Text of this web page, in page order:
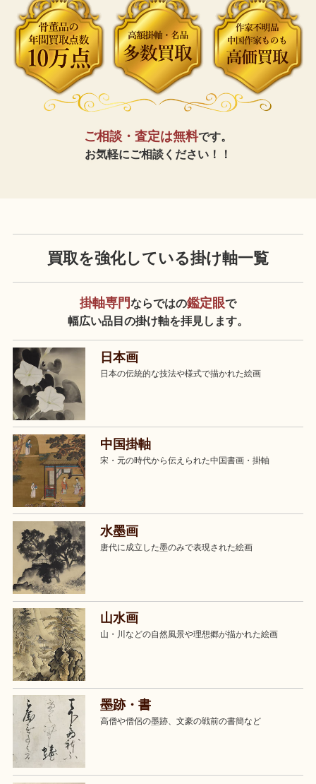
ご相談・査定は無料です。
お気軽にご相談ください！！
買取を強化している掛け軸一覧
掛軸専門ならではの鑑定眼で
幅広い品目の掛け軸を拝見します。
日本画
日本の伝統的な技法や様式で描かれた絵画
中国掛軸
宋・元の時代から伝えられた中国書画・掛軸
水墨画
唐代に成立した墨のみで表現された絵画
山水画
山・川などの自然風景や理想郷が描かれた絵画
墨跡・書
高僧や僧侶の墨跡、文豪の戦前の書簡など